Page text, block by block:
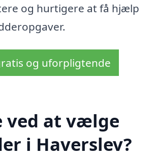
og hurtigere at få hjælp
og uforpligtende
ved at vælge
i Haverslev?